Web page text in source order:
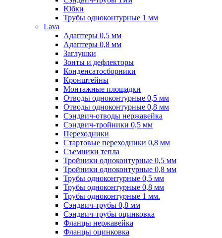
Юбки
Трубы одноконтурные 1 мм
Lava
Адаптеры 0,5 мм
Адаптеры 0,8 мм
Заглушки
Зонты и дефлекторы
Конденсатосборники
Кронштейны
Монтажные площадки
Отводы одноконтурные 0,5 мм
Отводы одноконтурные 0,8 мм
Сэндвич-отводы нержавейка
Сэндвич-тройники 0,5 мм
Переходники
Стартовые переходники 0,8 мм
Съемники тепла
Тройники одноконтурные 0,5 мм
Тройники одноконтурные 0,8 мм
Трубы одноконтурные 0,5 мм
Трубы одноконтурные 0,8 мм
Трубы одноконтурные 1 мм.
Сэндвич-трубы 0,8 мм
Сэндвич-трубы оцинковка
Фланцы нержавейка
Фланцы оцинковка